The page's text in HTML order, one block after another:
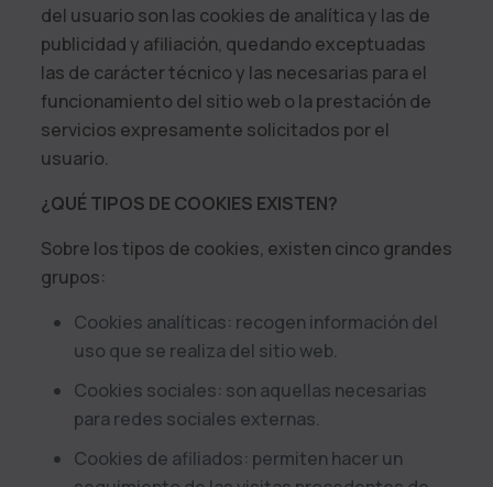
del usuario son las cookies de analítica y las de
publicidad y afiliación, quedando exceptuadas
las de carácter técnico y las necesarias para el
funcionamiento del sitio web o la prestación de
servicios expresamente solicitados por el
usuario.
¿QUÉ TIPOS DE COOKIES EXISTEN?
Sobre los tipos de cookies, existen cinco grandes
grupos:
Cookies analíticas: recogen información del
uso que se realiza del sitio web.
Cookies sociales: son aquellas necesarias
para redes sociales externas.
Cookies de afiliados: permiten hacer un